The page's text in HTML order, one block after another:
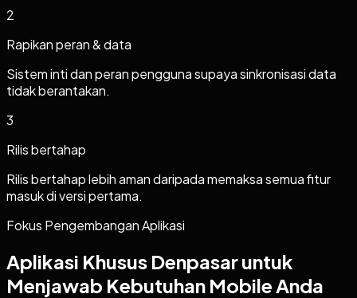
2
Rapikan peran & data
Sistem inti dan peran pengguna supaya sinkronisasi data
tidak berantakan.
3
Rilis bertahap
Rilis bertahap lebih aman daripada memaksa semua fitur
masuk di versi pertama.
Fokus Pengembangan Aplikasi
Aplikasi Khusus Denpasar untuk
Menjawab Kebutuhan Mobile Anda